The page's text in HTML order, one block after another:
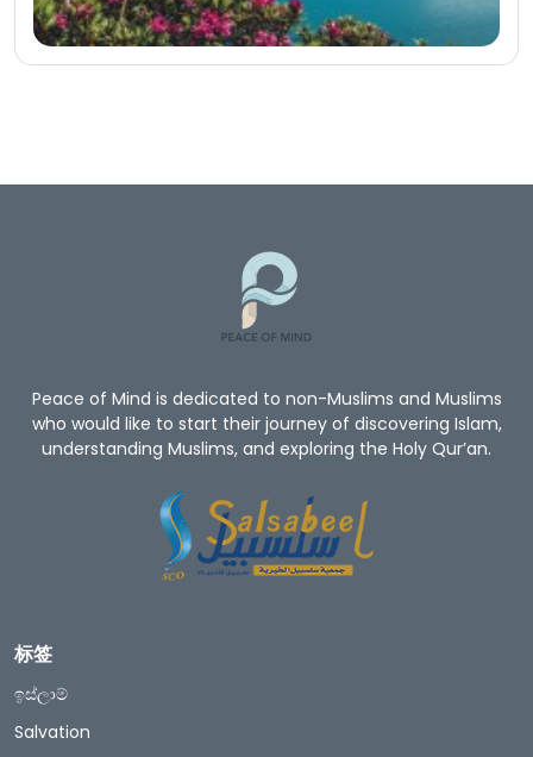
Peace of Mind is dedicated to non-Muslims and Muslims
who would like to start their journey of discovering Islam,
understanding Muslims, and exploring the Holy Qur’an.
标签
ඉස්ලාම්
Salvation